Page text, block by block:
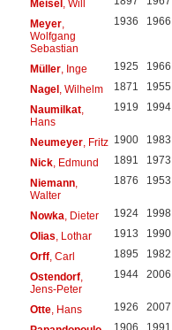
Meisel, Will
Meyer,
Wolfgang
Sebastian
1936 1966
Müller, Inge 1925 1966
Nagel, Wilhelm 1871 1955
Naumilkat,
Hans
1919 1994
Neumeyer, Fritz 1900 1983
Nick, Edmund 1891 1973
Niemann,
Walter
1876 1953
Nowka , Dieter 1924 1998
Olias , Lothar 1913 1990
Orff, Carl 1895 1982
Ostendorf,
Jens-Peter
1944 2006
Otte, Hans 1926 2007
1906 1991